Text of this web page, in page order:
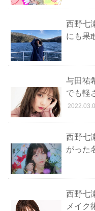
西野七
にも果
与田祐
でも軽
西野七
がった
西野七
メイク